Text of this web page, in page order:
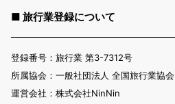
■ 旅行業登録について
登録番号：旅行業 第3-7312号
所属協会：一般社団法人 全国旅行業協会
運営会社：株式会社NinNin